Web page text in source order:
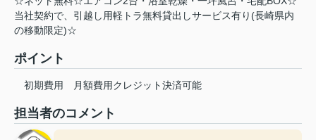
当社契約で、引越し用軽トラ無料貸出しサービス有り(長崎県内
の移動限定)☆
ポイント
初期費用 月額費用クレジット決済可能
担当者のコメント